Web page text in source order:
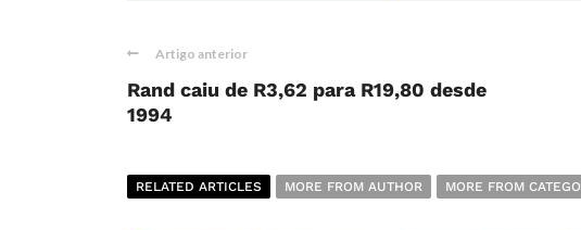
Artigo anterior
Rand caiu de R3,62 para R19,80 desde
1994
RELATED ARTICLES MORE FROM AUTHOR MORE FROM